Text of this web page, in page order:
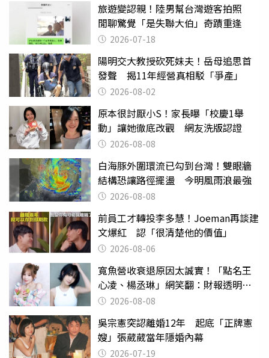
旅遊變認親！陸男幫台灣遊客拍照
閒聊驚覺「是失聯大伯」奇蹟重逢
2026-07-18
陽明交大教授砍死妹夫！岳母追思首
發聲 揭11年經營真相駁「爭產」
2026-08-02
原本很討厭小S！家長曝「校慶1舉
動」讓她徹底改觀 網友洗版認證
2026-08-08
白海豚外圍環流已勾到台灣！雙眼牆
結構恐讓路徑擺盪 今明風雨浪最強
2026-08-08
前員工才轉投李多慧！Joeman再談建
文爆紅 認「很清楚他的價值」
2026-08-06
寬魚營收衰退原因太誠實！「點名王
心凌、楊丞琳」網笑翻：財報透明度
滿分2026-08-08
吳宗憲突認離婚12年 起底「正牌憲
嫂」張葳葳當年隱婚內幕
2026-07-19